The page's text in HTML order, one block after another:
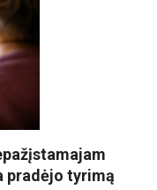
pradėjo tyrimą